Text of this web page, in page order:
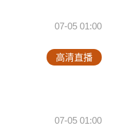
07-05 01:00
高清直播
07-05 01:00